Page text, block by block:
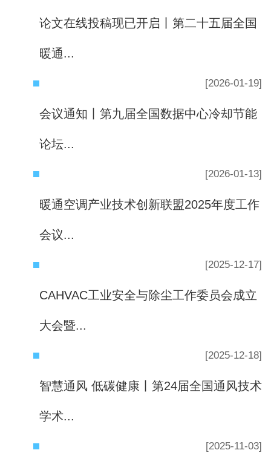
论文在线投稿现已开启丨第二十五届全国
暖通...
[2026-01-19]
会议通知丨第九届全国数据中心冷却节能
论坛...
[2026-01-13]
暖通空调产业技术创新联盟2025年度工作
会议...
[2025-12-17]
CAHVAC工业安全与除尘工作委员会成立
大会暨...
[2025-12-18]
智慧通风 低碳健康丨第24届全国通风技术
学术...
[2025-11-03]